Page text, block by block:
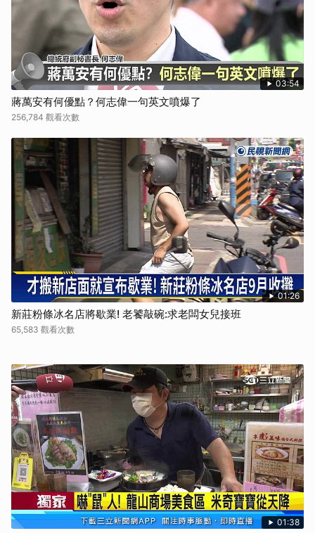
03:54
蔣萬安有何優點？何志偉一句英文噴爆了
256,784 觀看次數
01:26
新莊粉條冰名店將歇業! 老饕敲碗:求老闆女兒接班
65,583 觀看次數
01:38